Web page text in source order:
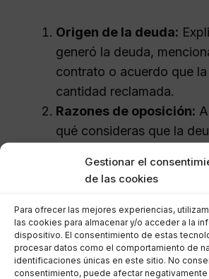
Gestionar el
de las cookies
Para ofrecer las mejores experiencias,
las cookies para almacenar y/o acceder a la
dispositivo. El consentimiento de estas
procesar datos como el comportamiento de
identificaciones únicas en este sitio. No
consentimiento, puede afectar negativamente
Origen de la deuda:
generó la deuda,
contrato o acuerdo que
cantidad reclamada.
Razones de oposición:
qué consideras que la
Inexistencia de la
prestación de servicios o
bienes.
Cumplimiento de
evidencia de que has